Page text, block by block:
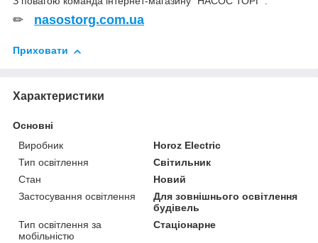
✏ nasostorg.com.ua
Приховати
Характеристики
Основні
Виробник
Horoz Electric
Тип освітлення
Світильник
Стан
Новий
Застосування освітлення
Для зовнішнього освітлення
будівель
Тип освітлення за
мобільністю
Стаціонарне